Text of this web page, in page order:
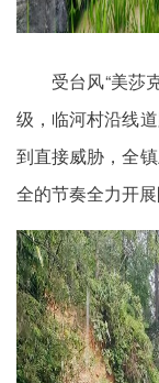
受台风“美莎
级，临河村沿线
到直接威胁，全
全的节奏全力开展